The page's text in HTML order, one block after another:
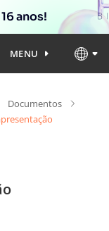
anos!
MENU
Documentos